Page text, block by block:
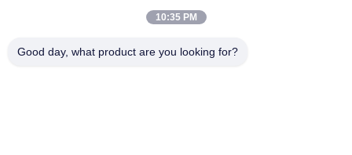
Lo SGS del sensore di temperatura della famiglia di alta
10:35 PM
Good day, what product are you looking for?